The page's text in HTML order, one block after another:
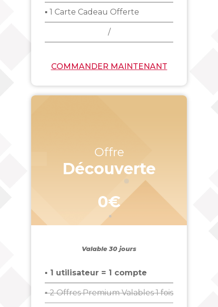
Offre
Découverte
0€
Valable 30 jours
▪ 1 utilisateur = 1 compte
▪ 2 Offres Premium Valables 1 fois
▪ 1 Carte Cadeau Offerte
/
COMMANDER MAINTENANT